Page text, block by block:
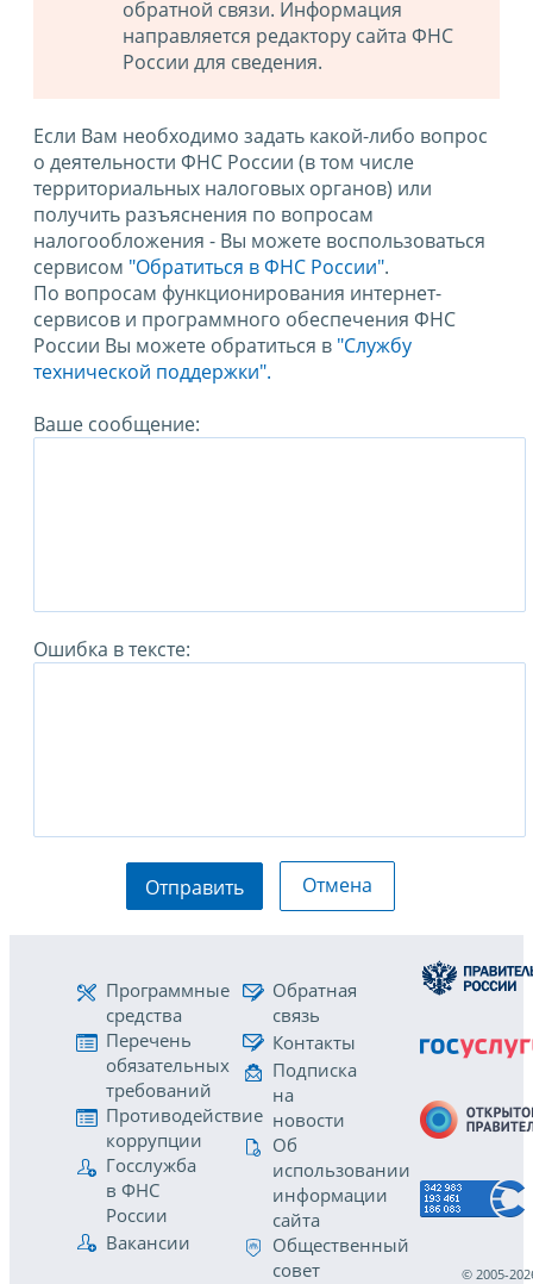
обратной связи. Информация
направляется редактору сайта ФНС
России для сведения.
Если Вам необходимо задать какой-либо вопрос
о деятельности ФНС России (в том числе
территориальных налоговых органов) или
получить разъяснения по вопросам
налогообложения - Вы можете воспользоваться
сервисом "Обратиться в ФНС России".
По вопросам функционирования интернет-
сервисов и программного обеспечения ФНС
России Вы можете обратиться в "Службу
технической поддержки".
Ваше сообщение:
Ошибка в тексте:
Отправить Отмена
Программные
средства
Перечень
обязательных
требований
Противодействие
коррупции
Госслужба
в ФНС
России
Вакансии
Обратная
связь
Контакты
Подписка
на
новости
Об
использовании
информации
сайта
Общественный
совет
© 2005-